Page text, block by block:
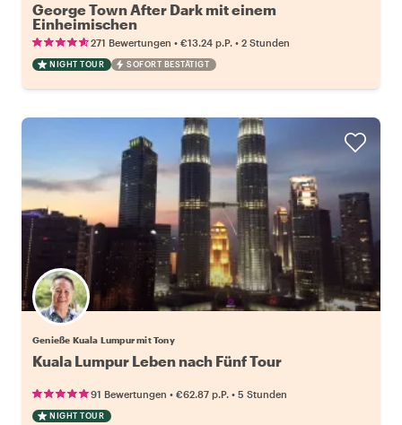
George Town After Dark mit einem
Einheimischen
271 Bewertungen • €13.24 p.P. • 2 Stunden
NIGHT TOUR SOFORT BESTÄTIGT
Genieße Kuala Lumpur mit Tony
Kuala Lumpur Leben nach Fünf Tour
91 Bewertungen • €62.87 p.P. • 5 Stunden
NIGHT TOUR